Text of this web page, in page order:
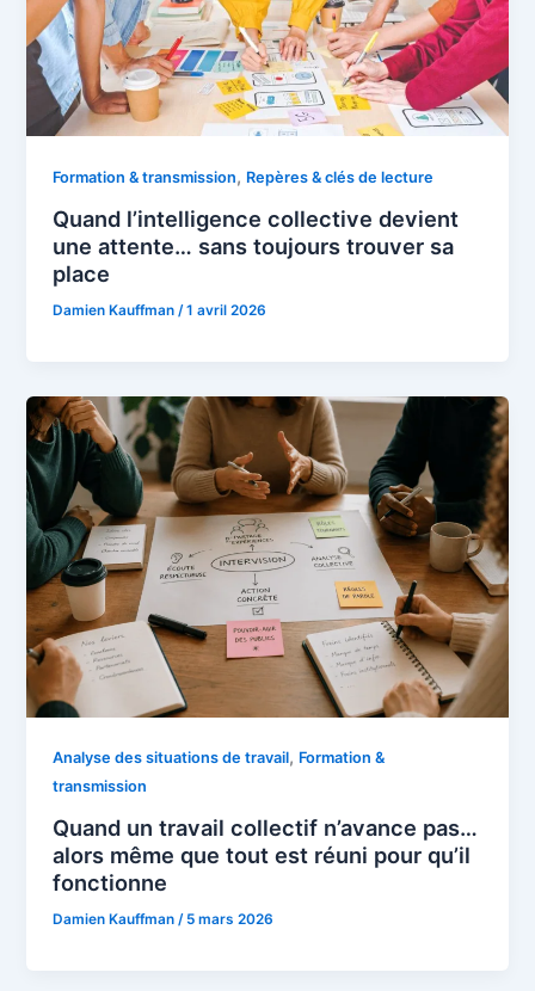
Formation & transmission, Repères & clés de lecture
Quand l’intelligence collective devient
une attente… sans toujours trouver sa
place
Damien Kauffman/1 avril 2026
Analyse des situations de travail, Formation &
transmission
Quand un travail collectif n’avance pas…
alors même que tout est réuni pour qu’il
fonctionne
Damien Kauffman/ 5 mars 2026